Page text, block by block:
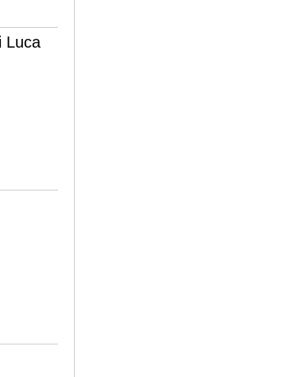
Luca